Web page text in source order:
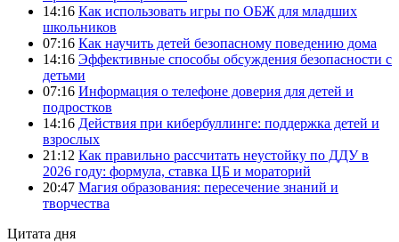
14:16 Как использовать игры по ОБЖ для младших
школьников
07:16 Как научить детей безопасному поведению дома
14:16 Эффективные способы обсуждения безопасности с
детьми
07:16 Информация о телефоне доверия для детей и
подростков
14:16 Действия при кибербуллинге: поддержка детей и
взрослых
21:12 Как правильно рассчитать неустойку по ДДУ в
2026 году: формула, ставка ЦБ и мораторий
20:47 Магия образования: пересечение знаний и
творчества
Цитата дня